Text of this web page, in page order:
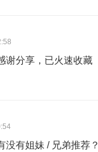
分享，已火速收藏
有姐妹 / 兄弟推荐？